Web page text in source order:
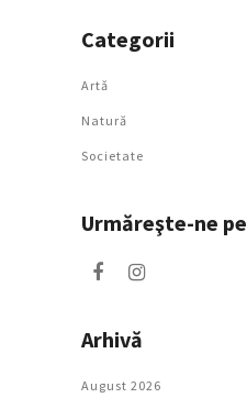
Categorii
Artǎ
Natură
Societate
Urmăreşte-ne pe
Arhivă
August 2026